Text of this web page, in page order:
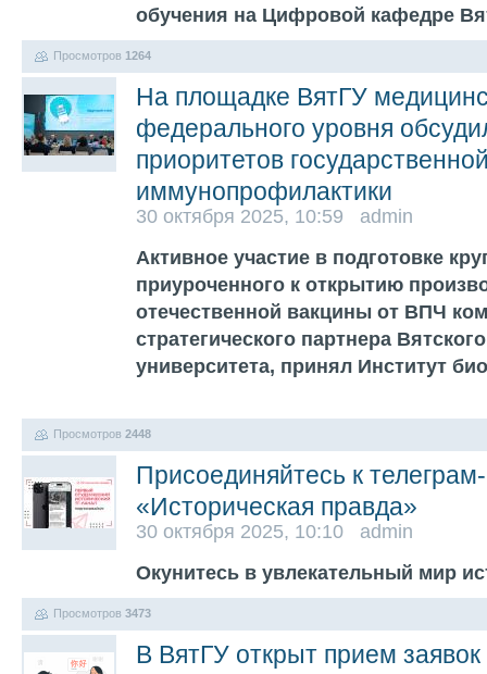
обучения на Цифровой кафедре
Просмотров 1264
На площадке ВятГУ
федерального уровня
приоритетов
иммунопрофилактики
30 октября 2025, 10:59 admin
Активное участие в подготовке
приуроченного к открытию
отечественной вакцины от ВПЧ
стратегического партнера
университета, принял Институт
Просмотров 2448
Присоединяйтесь к
«Историческая правда»
30 октября 2025, 10:10 admin
Окунитесь в увлекательный мир
Просмотров 3473
В ВятГУ открыт прием заявок